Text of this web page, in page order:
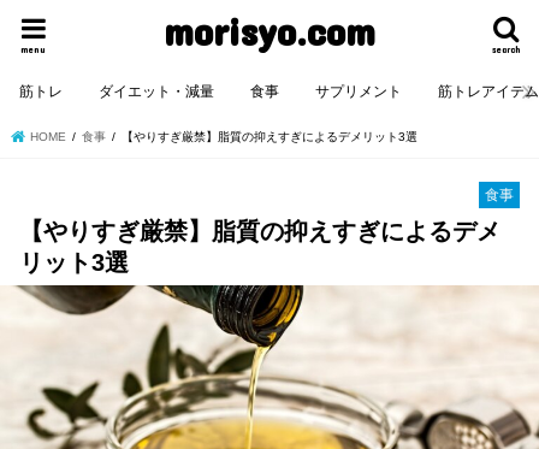
morisyo.com search
menu
筋トレ ダイエット・減量 食事 サプリメント 筋トレアイテム
HOME 食事 【やりすぎ厳禁】脂質の抑えすぎによるデメリット3選
食事
【やりすぎ厳禁】脂質の抑えすぎによるデメ
リット3選